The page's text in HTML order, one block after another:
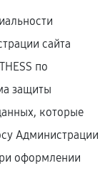
сайта
по
защиты
которые
Администрации
оформлении